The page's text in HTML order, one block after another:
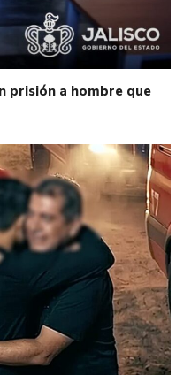
prisión a hombre que